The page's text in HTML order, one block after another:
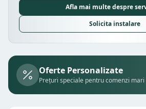
Afla mai multe despre
Solicita instalare
Oferte Personalizate
Prețuri speciale pentru comenzi mari